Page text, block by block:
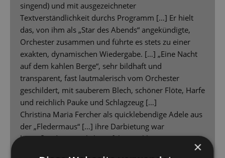
singend) und mit ausgezeichneter
Textverständlichkeit durchs Programm […] Er hielt
das, von ihm als „Star des Abends“ angekündigte,
Orchester zusammen und führte es stets zu einer
exakten, dynamischen Wiedergabe. […] „Eine Nacht
auf dem kahlen Berge“, sehr bildhaft und
transparent, fast lautmalerisch vom Orchester
geschildert, mit sauberem Blech, schöner Flöte, Harfe
und reichlich Pauke und Schlagzeug […]
Christina Maria Fercher als quicklebendige Adele aus
der „Fledermaus“ […] ihre Darbietung war
hinreißend, gesanglich perfekt, mit kleinen,
×